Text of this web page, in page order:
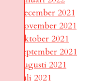
december 2021
november 2021
oktober 2021
september 2021
augusti 2021
juli 2021